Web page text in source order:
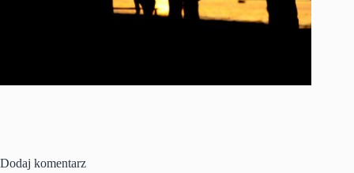
Dodaj komentarz